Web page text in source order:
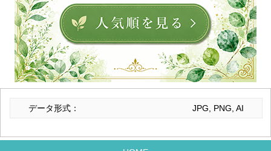
データ形式： JPG, PNG, AI